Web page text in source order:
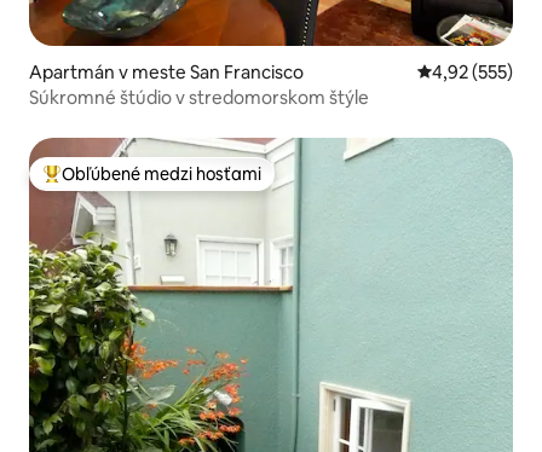
Apartmán v meste San Francisco Priemerné
4,92 (555)
Súkromné štúdio v stredomorskom štýle
Najobľúbenejšie medzi hosťami
Obľúbené medzi hosťami